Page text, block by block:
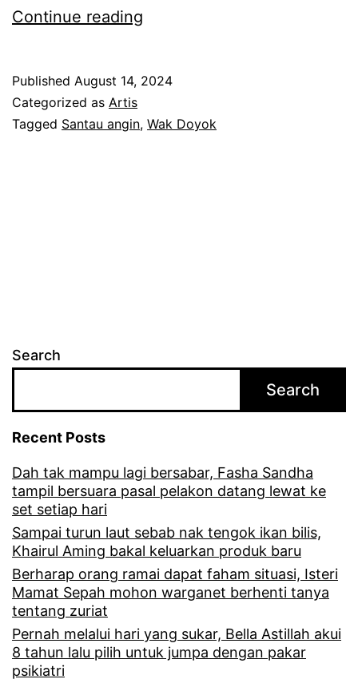
Continue reading
b
g
t
k
b
o
e
Published August 14, 2024
Categorized as Artis
Tagged Santau angin, Wak Doyok
Search
Search
Recent Posts
Dah tak mampu lagi bersabar, Fasha Sandha
tampil bersuara pasal pelakon datang lewat ke
set setiap hari
Sampai turun laut sebab nak tengok ikan bilis,
Khairul Aming bakal keluarkan produk baru
Berharap orang ramai dapat faham situasi, Isteri
Mamat Sepah mohon warganet berhenti tanya
tentang zuriat
Pernah melalui hari yang sukar, Bella Astillah akui
8 tahun lalu pilih untuk jumpa dengan pakar
psikiatri